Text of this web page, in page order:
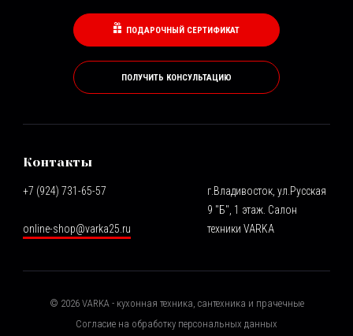
ПОДАРОЧНЫЙ СЕРТИФИКАТ
ПОЛУЧИТЬ КОНСУЛЬТАЦИЮ
Контакты
+7 (924) 731-65-57
online-shop@varka25.ru
г.Владивосток, ул.Русская
9 "Б", 1 этаж. Салон
техники VARKA
© 2026VARKA - кухонная техника, сантехника и прачечные
Согласие на обработку персональных данных